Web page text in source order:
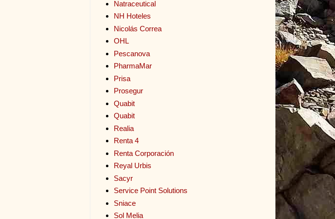
Natraceutical
NH Hoteles
Nicolás Correa
OHL
Pescanova
PharmaMar
Prisa
Prosegur
Quabit
Quabit
Realia
Renta 4
Renta Corporación
Reyal Urbis
Sacyr
Service Point Solutions
Sniace
Sol Melia